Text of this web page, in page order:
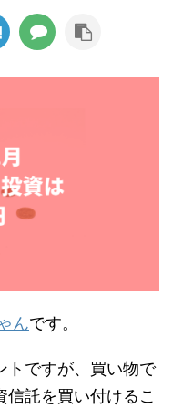
んです。
トですが、買い物で
信託を買い付けるこ